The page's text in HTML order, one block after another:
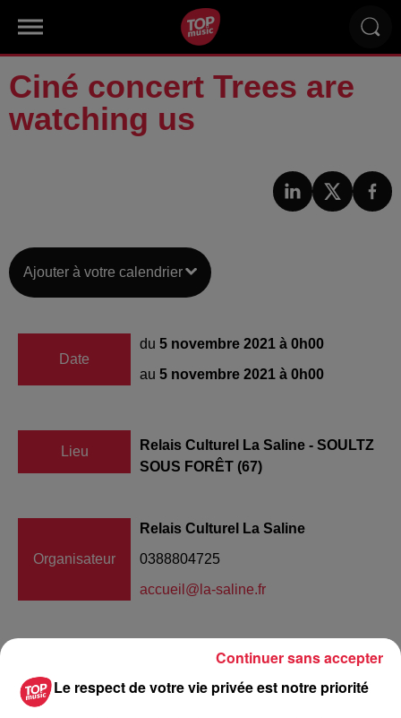
Ciné concert Trees are
watching us
Ajouter à votre calendrier
Date
du 5 novembre 2021 à 0h00
au 5 novembre 2021 à 0h00
Lieu
Relais Culturel La Saline - SOULTZ
SOUS FORÊT (67)
Organisateur
Relais Culturel La Saline
0388804725
accueil@la-saline.fr
Le respect de votre vie privée est notre priorité
Continuer sans accepter